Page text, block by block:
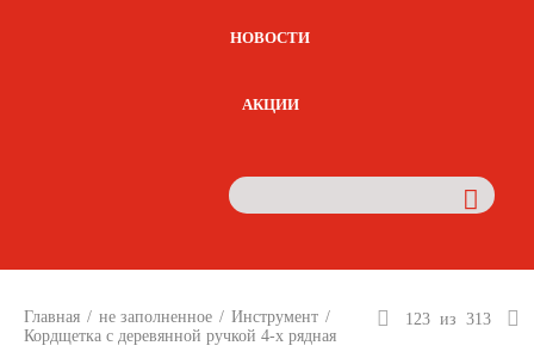
НОВОСТИ
АКЦИИ
Главная / не заполненное / Инструмент /
Кордщетка с деревянной ручкой 4-х рядная
123 из 313